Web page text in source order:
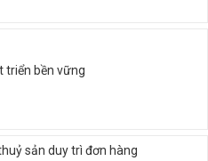
triển bền vững
sản duy trì đơn hàng